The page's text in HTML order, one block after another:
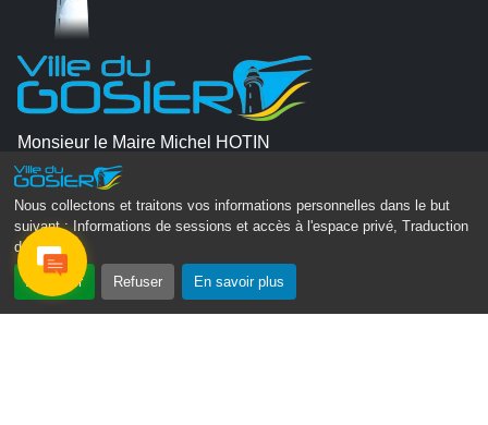
Nous collectons et traitons vos informations personnelles dans le but
suivant :
Informations de sessions et accès à l'espace privé, Traduction
des pages .
Accepter Refuser En savoir plus
Monsieur le Maire Michel HOTIN
Ville du Gosier
67, Boulevard du Général de Gaulle
97190 Le Gosier
Tél.05 90 84 86 86